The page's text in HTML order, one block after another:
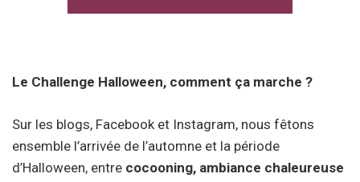
Le Challenge Halloween, comment ça marche ?
Sur les blogs, Facebook et Instagram, nous fêtons
ensemble l’arrivée de l’automne et la période
d’Halloween, entre cocooning, ambiance chaleureuse